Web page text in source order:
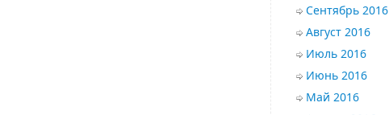
Сентябрь 2016
Август 2016
Июль 2016
Июнь 2016
Май 2016